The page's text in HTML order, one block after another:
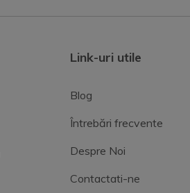
Link-uri utile
Blog
Întrebări frecvente
Despre Noi
Contactati-ne